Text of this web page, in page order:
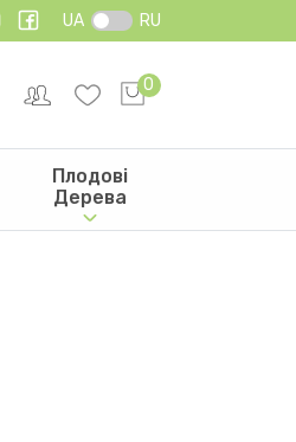
UA RU
0
Плодові
Дерева